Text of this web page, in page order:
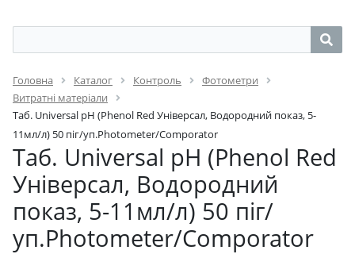
Головна Каталог Контроль
Фотометри
Витратні матеріали
Таб. Universal pH (Phenol Red Універсал, Водородний показ, 5-
11мл/л) 50 піг/уп.Photometer/Comporator
Таб. Universal pH (Phenol Red
Універсал, Водородний
показ, 5-11мл/л) 50 піг/
уп.Photometer/Comporator